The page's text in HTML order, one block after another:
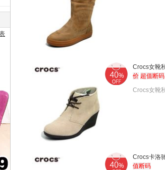
Crocs女靴
价 超值断码
Crocs女靴
Crocs卡洛
值断码